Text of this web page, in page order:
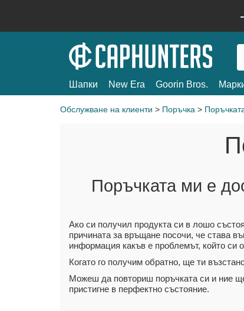
Шапки New Era Goorin Bros.
Обслужване на клиенти > Поръчка >
Поръчката ми е
Ако си получил продукта си в лошо
причината за връщане посочи, че става
информация какъв е проблемът, който си
Когато го получим обратно, ще ти
Можеш да повториш поръчката си и ние
пристигне в перфектно състояние.